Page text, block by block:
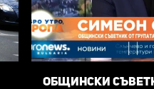
Общински